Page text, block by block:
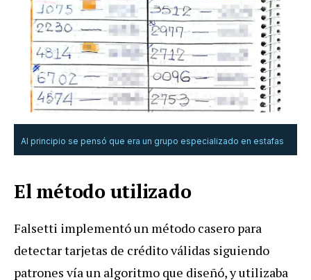
Al principio se pensó que era un grupo especializado en estafas
El método utilizado
Falsetti implementó un método casero para
detectar tarjetas de crédito válidas siguiendo
patrones vía un algoritmo que diseñó, y utilizaba